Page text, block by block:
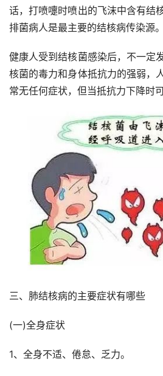
话，打喷嚏时喷出的飞沫中含有结
排菌病人是最主要的结核病传染源。
健康人受到结核菌感染后，不一定
核菌的毒力和身体抵抗力的强弱，
常无任何症状，但当抵抗力下降时可
三、肺结核病的主要症状有哪些
(一)全身症状
1、全身不适、倦怠、乏力。